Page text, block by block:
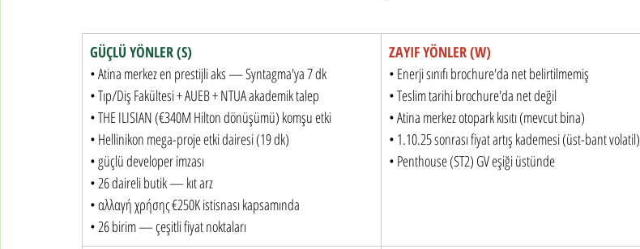
GÜÇLÜ YÖNLER (S)
• Atina merkez en prestijli aks — Syntagma'ya 7 dk
• Tıp/Diş Fakültesi + AUEB + NTUA akademik talep
• THE ILISIAN (€340M Hilton dönüşümü) komşu etki
• Hellinikon mega-proje etki dairesi (19 dk)
• güçlü developer imzası
• 26 daireli butik — kıt arz
• αλλαγή χρήσης €250K istisnası kapsamında
• 26 birim — çeşitli fiyat noktaları
ZAYIF YÖNLER (W)
• Enerji sınıfı brochure'da net belirtilmemiş
• Teslim tarihi brochure'da net değil
• Atina merkez otopark kısıtı (mevcut bina)
• 1.10.25 sonrası fiyat artış kademesi (üst-bant volatil)
• Penthouse (ST2) GV eşiği üstünde